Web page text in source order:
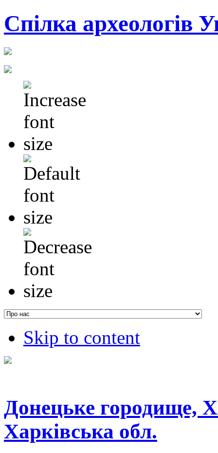
Cпілка археологів
Skip to content
Донецьке городище,
Харківська обл.